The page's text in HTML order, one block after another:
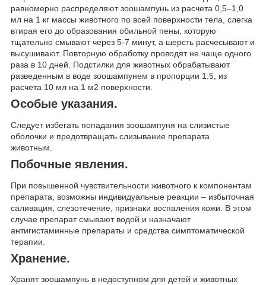
равномерно распределяют зоошампунь из расчета 0,5–1,0
мл на 1 кг массы животного по всей поверхности тела, слегка
втирая его до образования обильной пены, которую
тщательно смывают через 5-7 минут, а шерсть расчесывают и
высушивают. Повторную обработку проводят не чаще одного
раза в 10 дней. Подстилки для животных обрабатывают
разведенным в воде зоошампунем в пропорции 1:5, из
расчета 10 мл на 1 м2 поверхности.
Особые указания.
Следует избегать попадания зоошампуня на слизистые
оболочки и предотвращать слизывание препарата
животным.
Побочные явления.
При повышенной чувствительности животного к компонентам
препарата, возможны индивидуальные реакции – избыточная
саливация, слезотечение, признаки воспаления кожи. В этом
случае препарат смывают водой и назначают
антигистаминные препараты и средства симптоматической
терапии.
Хранение.
Хранят зоошампунь в недоступном для детей и животных